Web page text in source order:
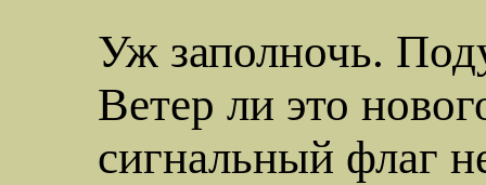
Уж заполночь.
Ветер ли это
сигнальный флаг